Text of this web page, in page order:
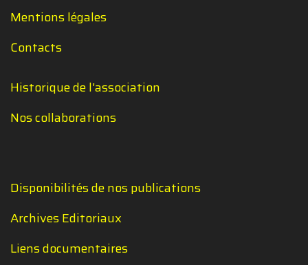
Mentions légales
Contacts
Historique de l'association
Nos collaborations
Disponibilités de nos publications
Archives Editoriaux
Liens documentaires